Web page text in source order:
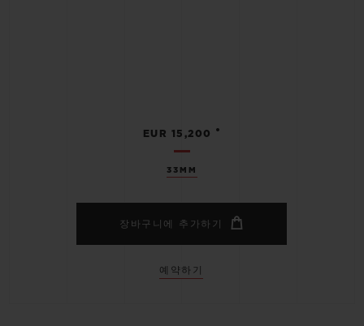
33MM
EUR 15,200 •
장바구니에 추가하기
예약하기